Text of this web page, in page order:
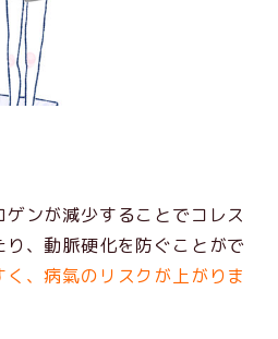
ンが減少することでコレス
、動脈硬化を防ぐことがで
く、病氣のリスクが上がりま